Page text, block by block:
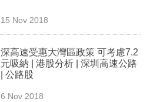
15 Nov 2018
深高速受惠大灣區政策 可考慮7.2
元吸納 | 港股分析 | 深圳高速公路
| 公路股
6 Nov 2018